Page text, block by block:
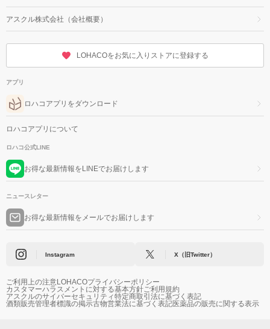
アスクル株式会社（会社概要）
LOHACOをお気に入りストアに登録する
アプリ
ロハコアプリをダウンロード
ロハコアプリについて
ロハコ公式LINE
お得な最新情報をLINEでお届けします
ニュースレター
お得な最新情報をメールでお届けします
Instagram X（旧Twitter）
ご利用上の注意LOHACOプライバシーポリシー
カスタマーハラスメントに対する基本方針ご利用規約
アスクルのサイバーセキュリティ特定商取引法に基づく表記
酒類販売管理者標識の掲示古物営業法に基づく表記医薬品の販売に関する表示